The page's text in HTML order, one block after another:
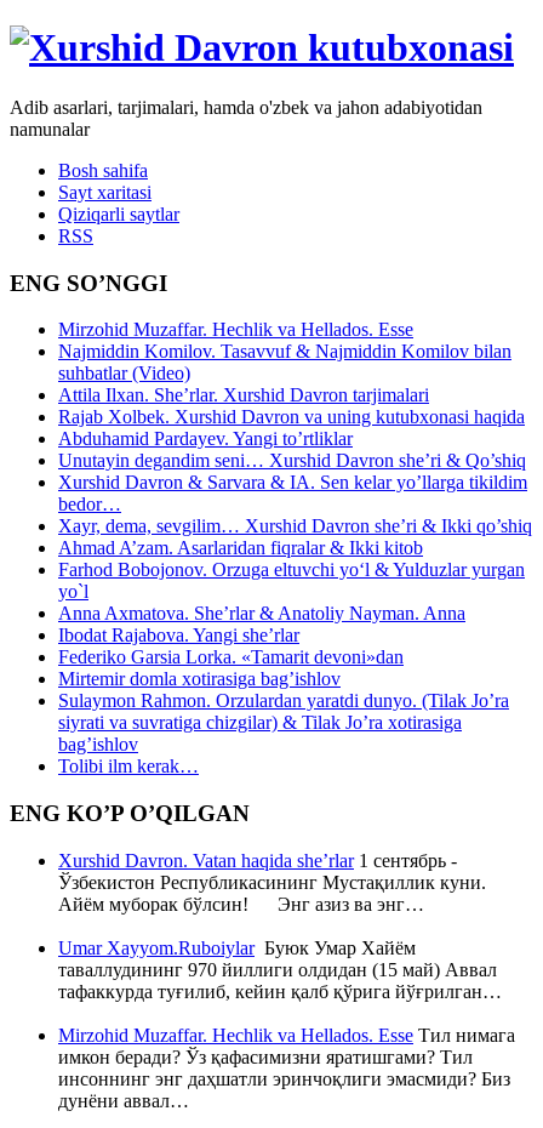
Adib asarlari, tarjimalari, hamda o'zbek va jahon adabiyotidan
namunalar
Bosh sahifa
Sayt xaritasi
Qiziqarli saytlar
RSS
ENG SO’NGGI
Mirzohid Muzaffar. Hechlik va Hellados. Esse
Najmiddin Komilov. Tasavvuf & Najmiddin Komilov bilan
suhbatlar (Video)
Attila Ilxan. She’rlar. Xurshid Davron tarjimalari
Rajab Xolbek. Xurshid Davron va uning kutubxonasi haqida
Abduhamid Pardayev. Yangi to’rtliklar
Unutayin degandim seni… Xurshid Davron she’ri & Qo’shiq
Xurshid Davron & Sarvara & IA. Sen kelar yo’llarga tikildim
bedor…
Xayr, dema, sevgilim… Xurshid Davron she’ri & Ikki qo’shiq
Ahmad A’zam. Asarlaridan fiqralar & Ikki kitob
Farhod Bobojonov. Orzuga eltuvchi yo‘l & Yulduzlar yurgan
yo`l
Anna Axmatova. She’rlar & Anatoliy Nayman. Anna
Ibodat Rajabova. Yangi she’rlar
Federiko Garsia Lorka. «Tamarit devoni»dan
Mirtemir domla xotirasiga bag’ishlov
Sulaymon Rahmon. Orzulardan yaratdi dunyo. (Tilak Jo’ra
siyrati va suvratiga chizgilar) & Tilak Jo’ra xotirasiga
bag’ishlov
Tolibi ilm kerak…
ENG KO’P O’QILGAN
Xurshid Davron. Vatan haqida she’rlar1 сентябрь -
Ўзбекистон Республикасининг Мустақиллик куни.
Айём муборак бўлсин! Энг азиз ва энг…
Umar Xayyom.RuboiylarБуюк Умар Хайём
таваллудининг 970 йиллиги олдидан (15 май) Аввал
тафаккурда туғилиб, кейин қалб қўрига йўғрилган…
Mirzohid Muzaffar. Hechlik va Hellados. Esse Тил нимага
имкон беради? Ўз қафасимизни яратишгами? Тил
инсоннинг энг даҳшатли эринчоқлиги эмасмиди? Биз
дунёни аввал…